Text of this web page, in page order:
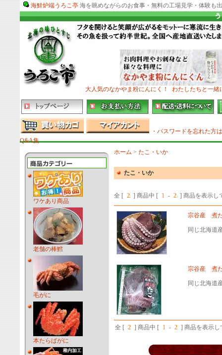
海鮮炉端うろこ亭 海を眺めながらのお食事・無料の工場見学・体験も
大人気のなかやま粉にんにく！ わたしたちと一緒
・パスワードを忘れた方
Q&A集
ワケあり商品
老舗の棒鱈
毛がに
本たらばがに
ホーム > たこ・いか
たこ・いか
全 [ 2 ] 商品中 [ 1 - 2 ] 商品を表示し
宗谷産 煮
同じ北海道
宗谷産 煮
同じ北海道
全 [ 2 ] 商品中 [ 1 - 2 ] 商品を表示し